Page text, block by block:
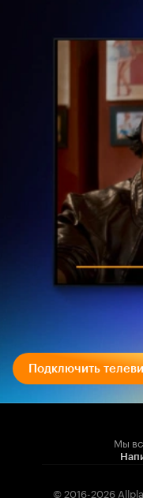
Подключить
Мы
© 2016-2026